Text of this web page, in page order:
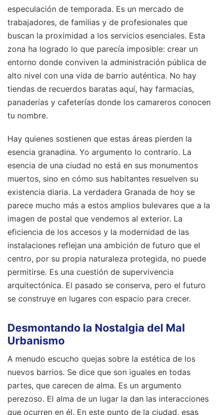
especulación de temporada. Es un mercado de
trabajadores, de familias y de profesionales que
buscan la proximidad a los servicios esenciales. Esta
zona ha logrado lo que parecía imposible: crear un
entorno donde conviven la administración pública de
alto nivel con una vida de barrio auténtica. No hay
tiendas de recuerdos baratas aquí, hay farmacias,
panaderías y cafeterías donde los camareros conocen
tu nombre.
Hay quienes sostienen que estas áreas pierden la
esencia granadina. Yo argumento lo contrario. La
esencia de una ciudad no está en sus monumentos
muertos, sino en cómo sus habitantes resuelven su
existencia diaria. La verdadera Granada de hoy se
parece mucho más a estos amplios bulevares que a la
imagen de postal que vendemos al exterior. La
eficiencia de los accesos y la modernidad de las
instalaciones reflejan una ambición de futuro que el
centro, por su propia naturaleza protegida, no puede
permitirse. Es una cuestión de supervivencia
arquitectónica. El pasado se conserva, pero el futuro
se construye en lugares con espacio para crecer.
Desmontando la Nostalgia del Mal
Urbanismo
A menudo escucho quejas sobre la estética de los
nuevos barrios. Se dice que son iguales en todas
partes, que carecen de alma. Es un argumento
perezoso. El alma de un lugar la dan las interacciones
que ocurren en él. En este punto de la ciudad, esas